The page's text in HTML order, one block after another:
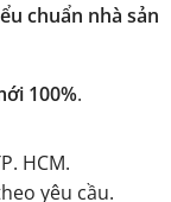
chuẩn nhà sản
100%.
HCM.
yêu cầu.